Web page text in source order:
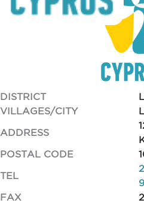
DISTRICT
VILLAGES/CITY
ADDRESS
POSTAL CODE
TEL
FAX